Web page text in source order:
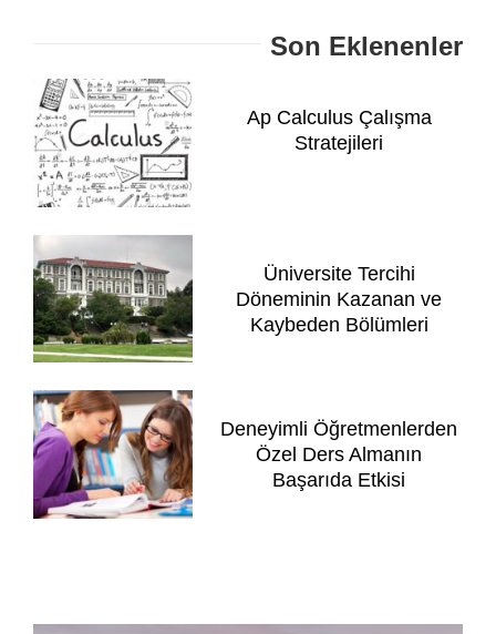
Son Eklenenler
Ap Calculus Çalışma
Stratejileri
Üniversite Tercihi
Döneminin Kazanan ve
Kaybeden Bölümleri
Deneyimli Öğretmenlerden
Özel Ders Almanın
Başarıda Etkisi